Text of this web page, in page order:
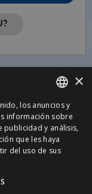
SPANISH
CATALÀ
ENGLISH
×
los anuncios y
información sobre
publicidad y análisis,
que les haya
del uso de sus